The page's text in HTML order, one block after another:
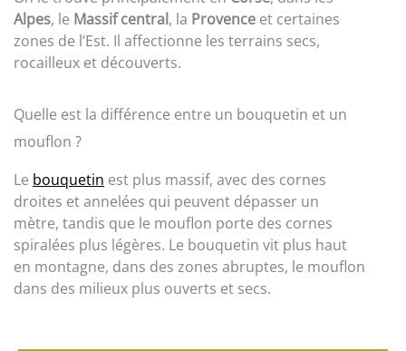
Alpes, le Massif central, la Provence et certaines
zones de l’Est. Il affectionne les terrains secs,
rocailleux et découverts.
Quelle est la différence entre un bouquetin et un
mouflon ?
Le bouquetin est plus massif, avec des cornes
droites et annelées qui peuvent dépasser un
mètre, tandis que le mouflon porte des cornes
spiralées plus légères. Le bouquetin vit plus haut
en montagne, dans des zones abruptes, le mouflon
dans des milieux plus ouverts et secs.